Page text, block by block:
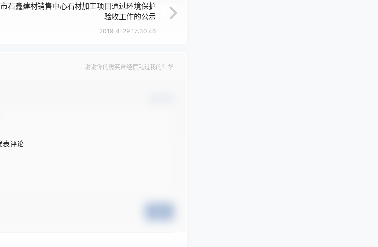
石鑫建材销售中心石材加工项目通过环境保护
验收工作的公示
2019-4-29 17:30:46
谢谢你的微笑曾经慌乱过我的年华
表评论